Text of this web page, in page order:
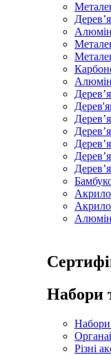
Набори
Набори
Різні